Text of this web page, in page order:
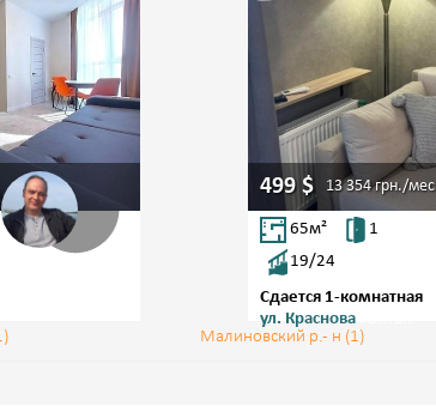
499$ 13 354грн./мес
65м²
1
19/24
Сдается 1-комнатная
ул. Краснова
Малиновский р.- н (1)